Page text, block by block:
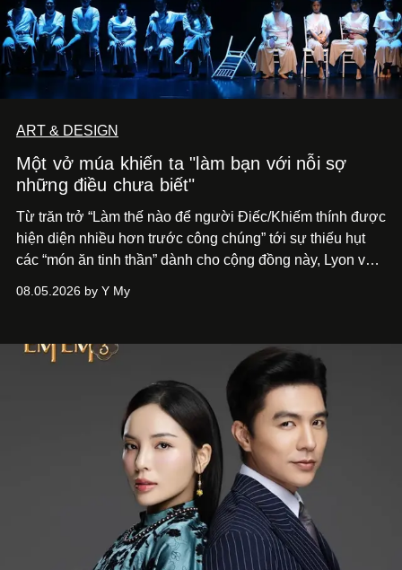
ART & DESIGN
Một vở múa khiến ta "làm bạn với nỗi sợ
những điều chưa biết"
Từ trăn trở “Làm thế nào để người Điếc/Khiếm thính được
hiện diện nhiều hơn trước công chúng” tới sự thiếu hụt
các “món ăn tinh thần” dành cho cộng đồng này, Lyon và
phẩm múa đương đại thành hiện thực, mang tên Lắng
08.05.2026 by Y My